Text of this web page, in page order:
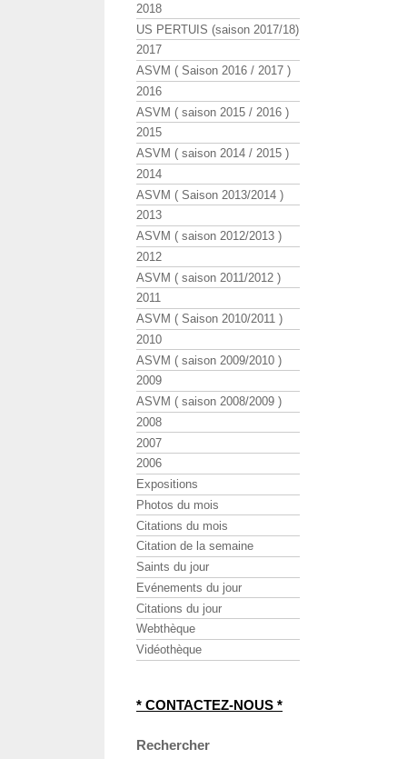
2018
US PERTUIS (saison 2017/18)
2017
ASVM ( Saison 2016 / 2017 )
2016
ASVM ( saison 2015 / 2016 )
2015
ASVM ( saison 2014 / 2015 )
2014
ASVM ( Saison 2013/2014 )
2013
ASVM ( saison 2012/2013 )
2012
ASVM ( saison 2011/2012 )
2011
ASVM ( Saison 2010/2011 )
2010
ASVM ( saison 2009/2010 )
2009
ASVM ( saison 2008/2009 )
2008
2007
2006
Expositions
Photos du mois
Citations du mois
Citation de la semaine
Saints du jour
Evénements du jour
Citations du jour
Webthèque
Vidéothèque
* CONTACTEZ-NOUS *
Rechercher